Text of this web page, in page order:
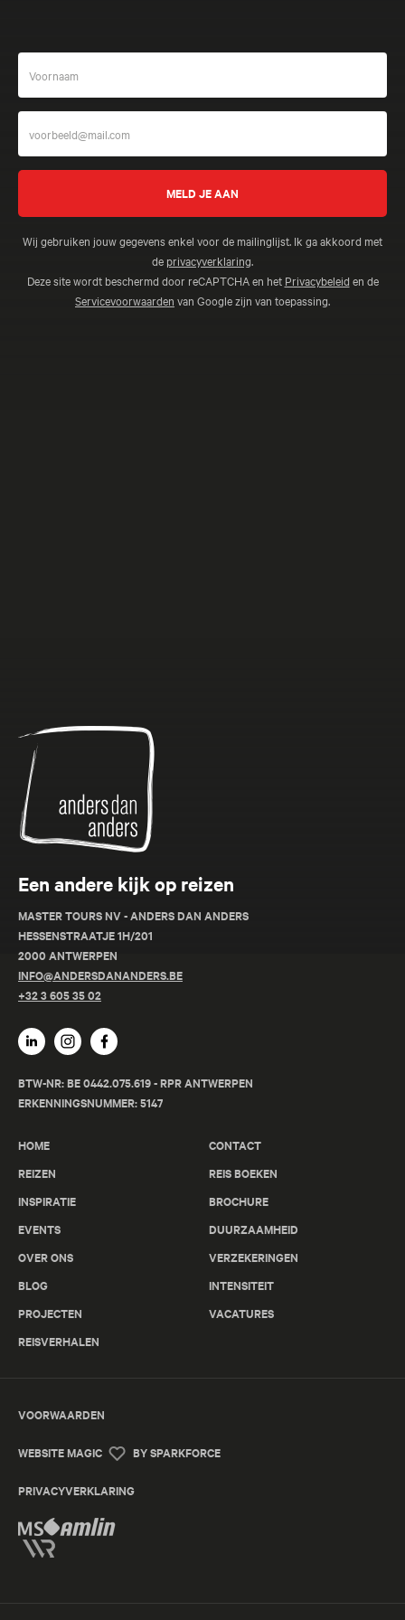
Wij gebruiken jouw gegevens enkel voor de mailinglijst. Ik ga akkoord met
de privacyverklaring.
Deze site wordt beschermd door reCAPTCHA en het Privacybeleid en de
Servicevoorwaarden van Google zijn van toepassing.
Anders
dan
Anders
Een andere kijk op reizen
MASTER TOURS NV - ANDERS DAN ANDERS
HESSENSTRAATJE 1H/201
2000 ANTWERPEN
INFO@ANDERSDANANDERS.BE
+32 3 605 35 02
BTW-NR: BE 0442.075.619 - RPR ANTWERPEN
ERKENNINGSNUMMER: 5147
HOME
REIZEN
INSPIRATIE
EVENTS
OVER ONS
BLOG
PROJECTEN
REISVERHALEN
CONTACT
REIS BOEKEN
BROCHURE
DUURZAAMHEID
VERZEKERINGEN
INTENSITEIT
VACATURES
VOORWAARDEN
WEBSITE MAGIC BY SPARKFORCE
PRIVACYVERKLARING